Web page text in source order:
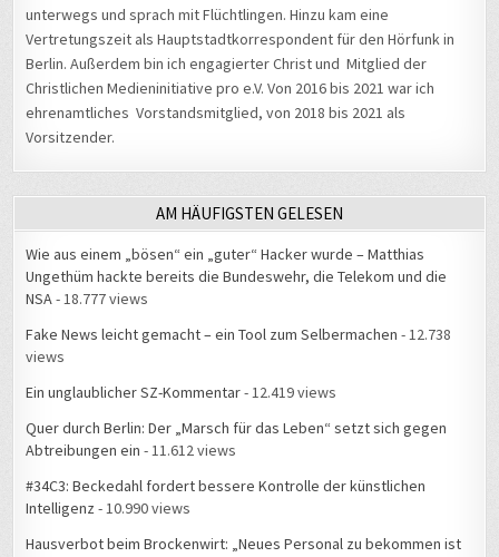
unterwegs und sprach mit Flüchtlingen. Hinzu kam eine
Vertretungszeit als Hauptstadtkorrespondent für den Hörfunk in
Berlin. Außerdem bin ich engagierter Christ und Mitglied der
Christlichen Medieninitiative pro e.V. Von 2016 bis 2021 war ich
ehrenamtliches Vorstandsmitglied, von 2018 bis 2021 als
Vorsitzender.
AM HÄUFIGSTEN GELESEN
Wie aus einem „bösen“ ein „guter“ Hacker wurde – Matthias
Ungethüm hackte bereits die Bundeswehr, die Telekom und die
NSA- 18.777 views
Fake News leicht gemacht – ein Tool zum Selbermachen - 12.738
views
Ein unglaublicher SZ-Kommentar- 12.419 views
Quer durch Berlin: Der „Marsch für das Leben“ setzt sich gegen
Abtreibungen ein - 11.612 views
#34C3: Beckedahl fordert bessere Kontrolle der künstlichen
Intelligenz - 10.990 views
Hausverbot beim Brockenwirt: „Neues Personal zu bekommen ist